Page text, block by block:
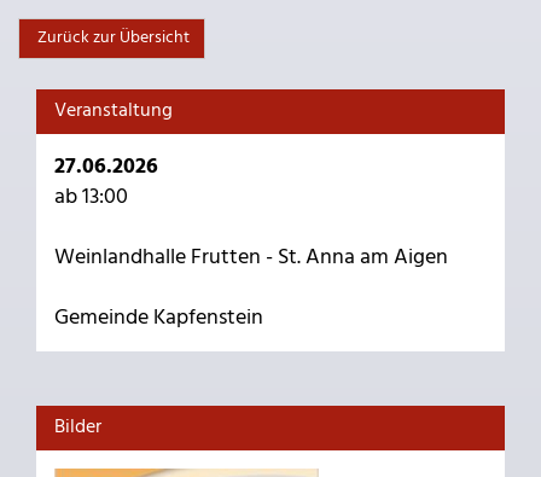
Zurück zur Übersicht
Veranstaltung
27.06.2026
ab 13:00
Weinlandhalle Frutten - St. Anna am Aigen
Gemeinde Kapfenstein
Bilder